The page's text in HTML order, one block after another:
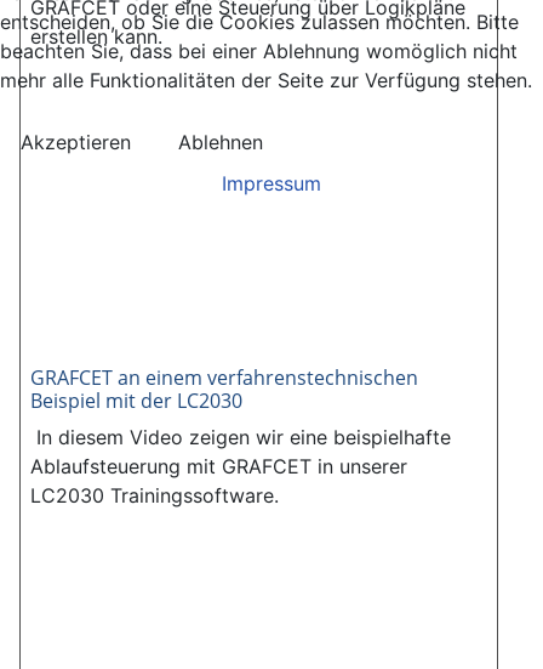
GRAFCET oder eine Steuerung über Logikpläne
erstellen kann.
GRAFCET an einem verfahrenstechnischen
Beispiel mit der LC2030
In diesem Video zeigen wir eine beispielhafte
Ablaufsteuerung mit GRAFCET in unserer
LC2030 Trainingssoftware.
entscheiden, ob Sie die Cookies zulassen möchten. Bitte
beachten Sie, dass bei einer Ablehnung womöglich nicht
mehr alle Funktionalitäten der Seite zur Verfügung stehen.
Akzeptieren
Ablehnen
Impressum